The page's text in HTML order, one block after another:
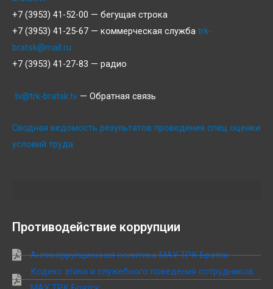
+7 (3953) 41-52-00 — бегущая строка
+7 (3953) 41-25-67 — коммерческая служба trk-
bratsk@mail.ru
+7 (3953) 41-27-83 — радио
tv@trk-bratsk.tv — Обратная связь
Сводная ведомость результатов проведения спец оценки
условий труда
Противодействие коррупции
Антикоррупционная политика МАУ ТРК Братск
Кодекс этики и служебного поведения сотрудников